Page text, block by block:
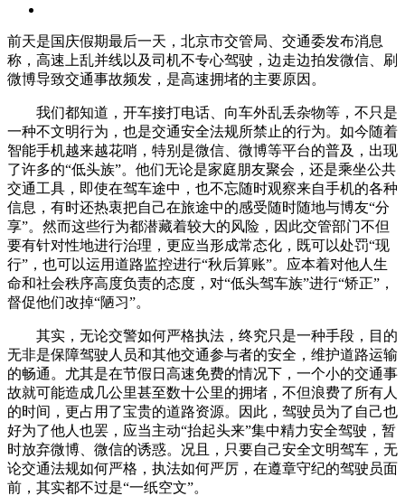
前天是国庆假期最后一天，北京市交管局、交通委发布消息
称，高速上乱并线以及司机不专心驾驶，边走边拍发微信、刷
微博导致交通事故频发，是高速拥堵的主要原因。
我们都知道，开车接打电话、向车外乱丢杂物等，不只是
一种不文明行为，也是交通安全法规所禁止的行为。如今随着
智能手机越来越花哨，特别是微信、微博等平台的普及，出现
了许多的“低头族”。他们无论是家庭朋友聚会，还是乘坐公共
交通工具，即使在驾车途中，也不忘随时观察来自手机的各种
信息，有时还热衷把自己在旅途中的感受随时随地与博友“分
享”。然而这些行为都潜藏着较大的风险，因此交管部门不但
要有针对性地进行治理，更应当形成常态化，既可以处罚“现
行”，也可以运用道路监控进行“秋后算账”。应本着对他人生
命和社会秩序高度负责的态度，对“低头驾车族”进行“矫正”，
督促他们改掉“陋习”。
其实，无论交警如何严格执法，终究只是一种手段，目的
无非是保障驾驶人员和其他交通参与者的安全，维护道路运输
的畅通。尤其是在节假日高速免费的情况下，一个小的交通事
故就可能造成几公里甚至数十公里的拥堵，不但浪费了所有人
的时间，更占用了宝贵的道路资源。因此，驾驶员为了自己也
好为了他人也罢，应当主动“抬起头来”集中精力安全驾驶，暂
时放弃微博、微信的诱惑。况且，只要自己安全文明驾车，无
论交通法规如何严格，执法如何严厉，在遵章守纪的驾驶员面
前，其实都不过是“一纸空文”。